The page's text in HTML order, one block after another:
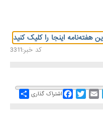
هفته‌نامه اینجا را کلیک کنید
کد خبر:3311
Share اشتراک گذاری
FacebookTwitterEmail